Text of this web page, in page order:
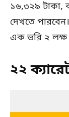
১৬,৩২৯ টাকা,
দেখতে
এক ভরি ২ লক্ষ
২২